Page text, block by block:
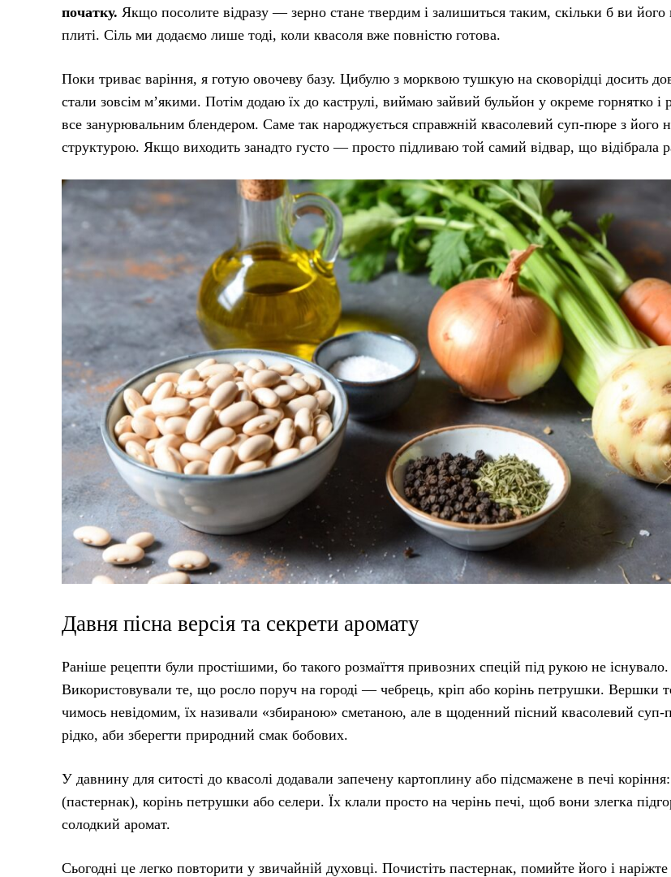
початку. Якщо посолите відразу — зерно стане твердим і залишиться таким, скільки б ви
плиті. Сіль ми додаємо лише тоді, коли квасоля вже повністю готова.
Поки триває варіння, я готую овочеву базу. Цибулю з морквою тушкую на сковорідці досить
стали зовсім м’якими. Потім додаю їх до каструлі, виймаю зайвий бульйон у окреме горнятко і
все занурювальним блендером. Саме так народжується справжній квасолевий суп-пюре з його
структурою. Якщо виходить занадто густо — просто підливаю той самий відвар, що відібрала
Давня пісна версія та секрети аромату
Раніше рецепти були простішими, бо такого розмаїття привозних спецій під рукою не існувало.
Використовували те, що росло поруч на городі — чебрець, кріп або корінь петрушки. Вершки
чимось невідомим, їх називали «збираною» сметаною, але в щоденний пісний квасолевий суп-
рідко, аби зберегти природний смак бобових.
У давнину для ситості до квасолі додавали запечену картоплину або підсмажене в печі
(пастернак), корінь петрушки або селери. Їх клали просто на черінь печі, щоб вони злегка
солодкий аромат.
Сьогодні це легко повторити у звичайній духовці. Почистіть пастернак, помийте його і